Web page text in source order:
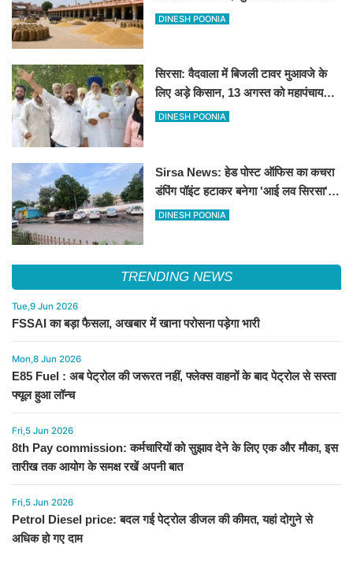
रूपए मंदे
DINESH POONIA
सिरसा: वैदवाला में बिजली टावर मुआवजे के
लिए अड़े किसान, 13 अगस्त को महापंचायत
का ऐलान
DINESH POONIA
Sirsa News: हेड पोस्ट ऑफिस का कचरा
डंपिंग पॉइंट हटाकर बनेगा 'आई लव सिरसा'
सेल्फी पॉइंट
DINESH POONIA
TRENDING NEWS
Tue,9 Jun 2026
FSSAI का बड़ा फैसला, अखबार में खाना परोसना पड़ेगा भारी
Mon,8 Jun 2026
E85 Fuel : अब पेट्रोल की जरूरत नहीं, फ्लेक्स वाहनों के बाद पेट्रोल से सस्ता
फ्यूल हुआ लॉन्च
Fri,5 Jun 2026
8th Pay commission: कर्मचारियों को सुझाव देने के लिए एक और मौका, इस
तारीख तक आयोग के समक्ष रखें अपनी बात
Fri,5 Jun 2026
Petrol Diesel price: बदल गई पेट्रोल डीजल की कीमत, यहां दोगुने से
अधिक हो गए दाम